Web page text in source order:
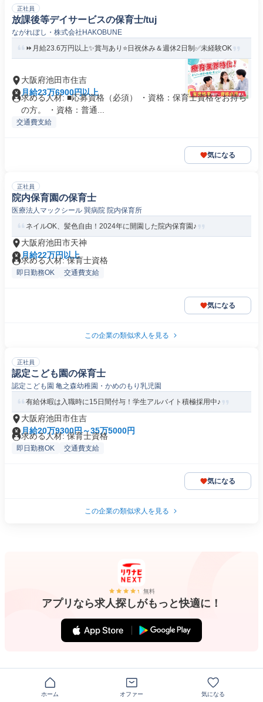
正社員
放課後等デイサービスの保育士/tuj
ながれぼし・株式会社HAKOBUNE
⏩️月給23.6万円以上✨賞与あり⭐日祝休み＆週休2日制✅未経験OK
大阪府池田市住吉
月給23万6900円以上
求める人材: ■応募資格（必須） ・資格：保育士資格をお持ち
の方。 ・資格：普通...
交通費支給
気になる
正社員
院内保育園の保育士
医療法人マックシール 巽病院 院内保育所
ネイルOK、髪色自由！2024年に開園した院内保育園♪
大阪府池田市天神
月給22万円以上
求める人材: 保育士資格
即日勤務OK 交通費支給
気になる
この企業の類似求人を見る
正社員
認定こども園の保育士
認定こども園 亀之森幼稚園・かめのもり乳児園
有給休暇は入職時に15日間付与！学生アルバイト積極採用中♪
大阪府池田市住吉
月給20万9300円～35万5000円
求める人材: 保育士資格
即日勤務OK 交通費支給
気になる
この企業の類似求人を見る
無料
アプリなら求人探しがもっと快適に！
注目のキーワード
ホーム オファー 気になる